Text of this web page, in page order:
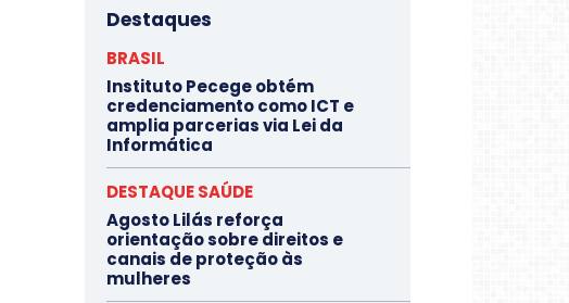
Destaques
BRASIL
Instituto Pecege obtém
credenciamento como ICT e
amplia parcerias via Lei da
Informática
DESTAQUE SAÚDE
Agosto Lilás reforça
orientação sobre direitos e
canais de proteção às
mulheres